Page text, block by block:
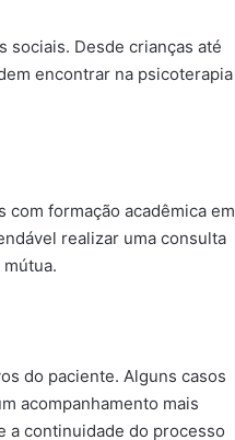
sociais. Desde crianças até
encontrar na psicoterapia
formação acadêmica em
realizar uma consulta
do paciente. Alguns casos
acompanhamento mais
a continuidade do processo